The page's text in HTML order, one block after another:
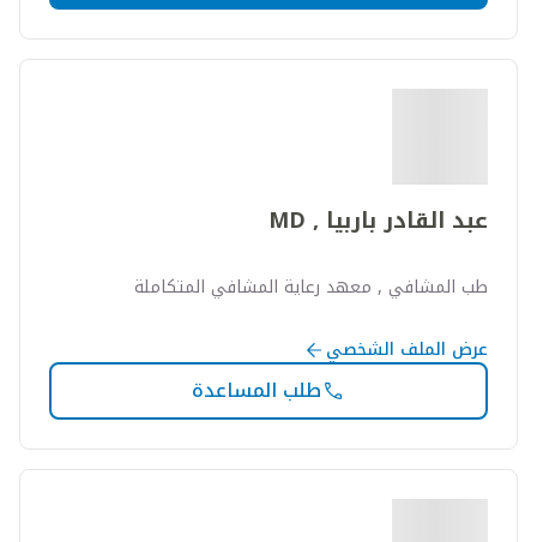
عبد القادر باربيا , MD
طب المشافي , معهد رعاية المشافي المتكاملة
عرض الملف الشخصي
طلب المساعدة